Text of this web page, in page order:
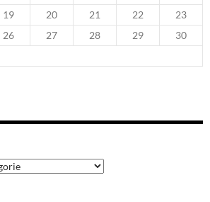
19 20 21 22
23
26 27 28 29
30